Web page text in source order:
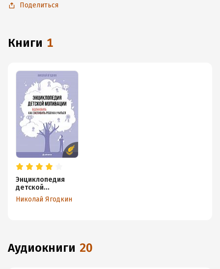
приложение для iOS или Android, чтобы не расставаться
Поделиться
книги 1
Энциклопедия
детской
мотивации
Николай Ягодкин
аудиокниги 20